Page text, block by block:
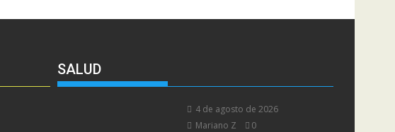
SALUD
4 de agosto de 2026
Mariano Z
0